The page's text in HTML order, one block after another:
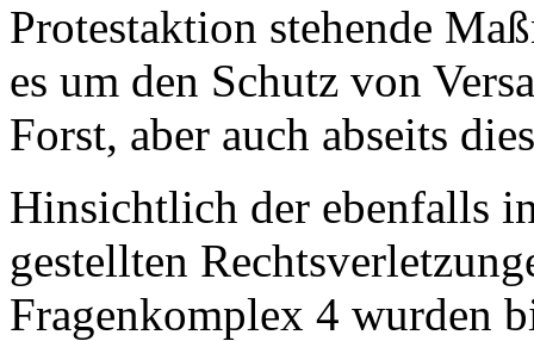
Protestaktion stehende
es um den Schutz von
Forst, aber auch abseits
Hinsichtlich der ebenfalls
gestellten
Fragenkomplex 4 wurden